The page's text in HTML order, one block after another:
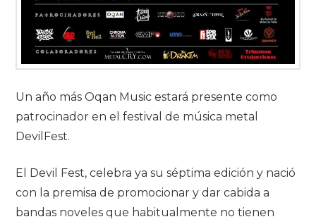
Un año más Oqan Music estará presente como
patrocinador en el festival de música metal
DevilFest.
El Devil Fest, celebra ya su séptima edición y nació
con la premisa de promocionar y dar cabida a
bandas noveles que habitualmente no tienen